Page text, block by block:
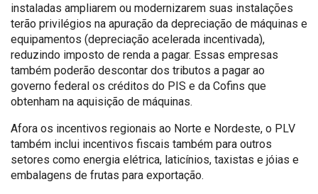
instaladas ampliarem ou modernizarem suas instalações
terão privilégios na apuração da depreciação de máquinas e
equipamentos (depreciação acelerada incentivada),
reduzindo imposto de renda a pagar. Essas empresas
também poderão descontar dos tributos a pagar ao
governo federal os créditos do PIS e da Cofins que
obtenham na aquisição de máquinas.
Afora os incentivos regionais ao Norte e Nordeste, o PLV
também inclui incentivos fiscais também para outros
setores como energia elétrica, laticínios, taxistas e jóias e
embalagens de frutas para exportação.